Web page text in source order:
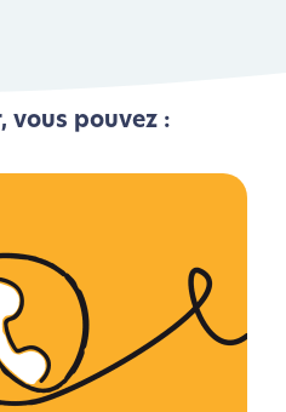
vous pouvez :